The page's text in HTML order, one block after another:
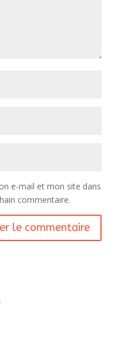
e-mail et mon site dans
commentaire.